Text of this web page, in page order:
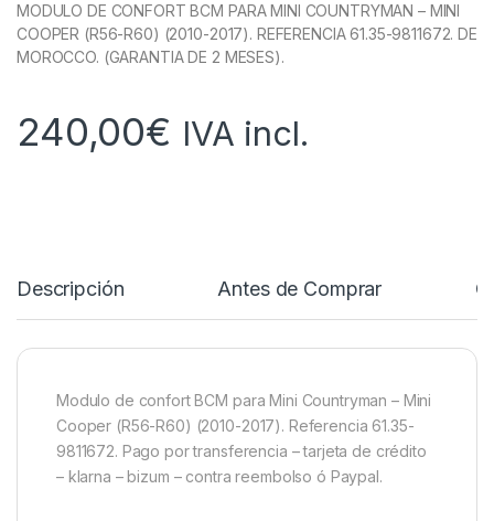
MODULO DE CONFORT BCM PARA MINI COUNTRYMAN – MINI
COOPER (R56-R60) (2010-2017). REFERENCIA 61.35-9811672. DE
MOROCCO. (GARANTIA DE 2 MESES).
240,00€ IVA incl.
Descripción Antes de Comprar
Modulo de confort BCM para Mini Countryman – Mini
Cooper (R56-R60) (2010-2017). Referencia 61.35-
9811672. Pago por transferencia – tarjeta de crédito
– klarna – bizum – contra reembolso ó Paypal.